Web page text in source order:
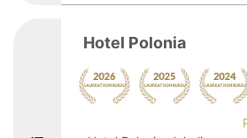
Hotel Polonia